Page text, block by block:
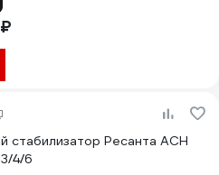
стабилизатор Ресанта АСН
4/6